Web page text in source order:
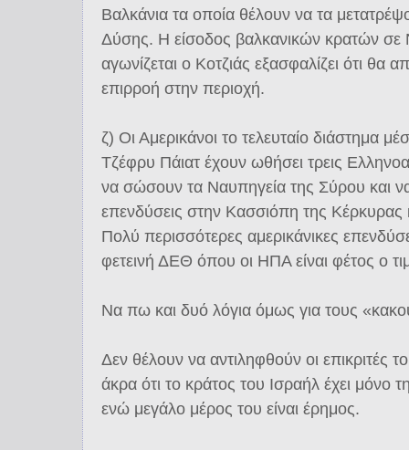
Βαλκάνια τα οποία θέλουν να τα
Δύσης. Η είσοδος βαλκανικών κρατών σε
αγωνίζεται ο Κοτζιάς εξασφαλίζει ότι θα
επιρροή στην περιοχή.
ζ) Οι Αμερικάνοι το τελευταίο διάστημα
Τζέφρυ Πάιατ έχουν ωθήσει τρεις
να σώσουν τα Ναυπηγεία της Σύρου και
επενδύσεις στην Κασσιόπη της
Πολύ περισσότερες αμερικάνικες
φετεινή ΔΕΘ όπου οι ΗΠΑ είναι φέτος ο
Να πω και δυό λόγια όμως για τους
Δεν θέλουν να αντιληφθούν οι επικριτές
άκρα ότι το κράτος του Ισραήλ έχει μόνο
ενώ μεγάλο μέρος του είναι έρημος.